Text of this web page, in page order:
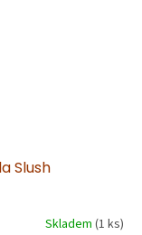
Slush
Skladem (1 ks)